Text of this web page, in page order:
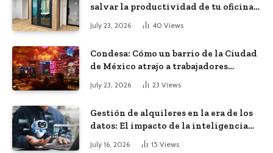
salvar la productividad de tu oficina
July 23, 2026 40 Views
Condesa: Cómo un barrio de la Ciudad
de México atrajo a trabajadores
remotos de todo el mundo
July 23, 2026 23 Views
Gestión de alquileres en la era de los
datos: El impacto de la inteligencia
July 16, 2026 15 Views